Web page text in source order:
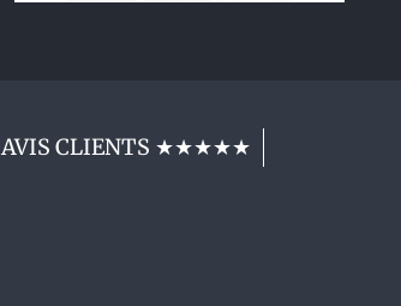
AVIS CLIENTS ★★★★★